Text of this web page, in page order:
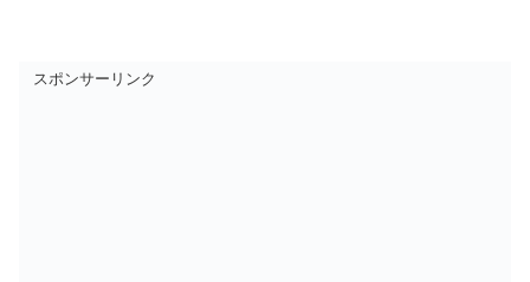
スポンサーリンク